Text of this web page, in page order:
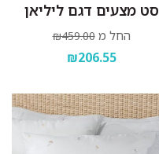
סט מצעים דגם ליליאן
החל מ ₪459.00
₪206.55